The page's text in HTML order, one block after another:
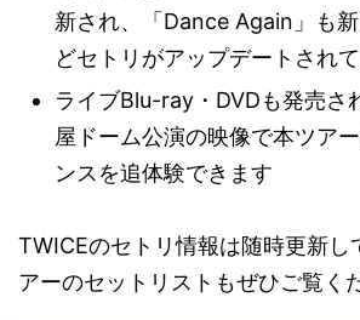
新され、「Dance Again」も
どセトリがアップデートされ
ライブBlu-ray・DVDも発売さ
屋ドーム公演の映像で本ツア
ンスを追体験できます
TWICEのセトリ情報は随時更新し
アーのセットリストもぜひご覧く